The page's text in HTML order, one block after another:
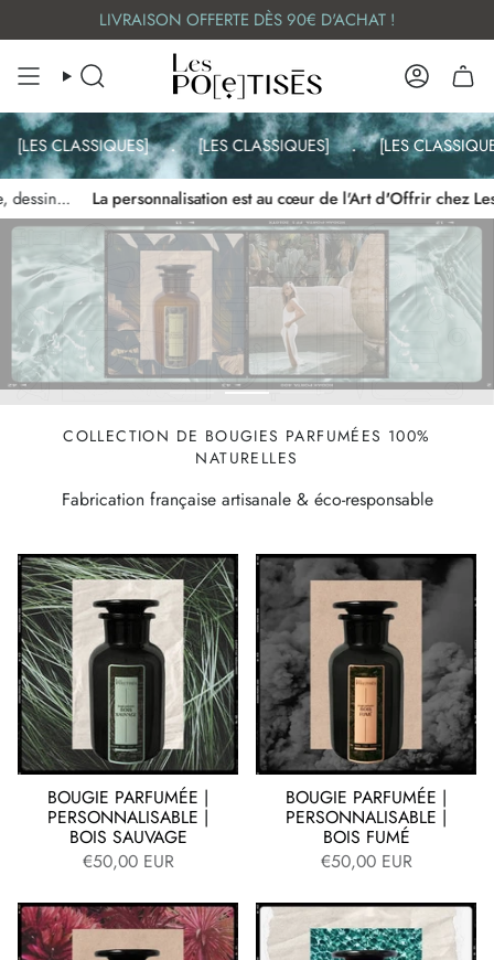
to
content
LIVRAISON OFFERTE DÈS 90€ D'ACHAT !
SEARCH
CLASSIQUES] . [LES CLASSIQUES] . [LES CLASSIQUES]
La personnalisation est au cœur de l'Art d'Offrir chez Les
COLLECTION DE BOUGIES PARFUMÉES 100%
NATURELLES
Fabrication française artisanale & éco-responsable
BOUGIE PARFUMÉE |
PERSONNALISABLE |
BOIS SAUVAGE
€50,00 EUR
BOUGIE PARFUMÉE |
PERSONNALISABLE |
BOIS FUMÉ
€50,00 EUR